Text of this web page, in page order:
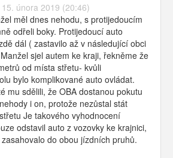
15. února 2019 (20:46)
měl dnes nehodu, s protijedoucím
odřeli boky. Protijedoucí auto
dál ( zastavilo až v následující obci
sjel autem ke kraji, řekněme že
od místa střetu- kvůli
bylo komplikované auto ovládat.
mu sdělili, že OBA dostanou pokutu
i on, protože nezůstal stát
Je takového vyhodnocení
odstavil auto z vozovky ke krajnici,
do obou jízdních pruhů.